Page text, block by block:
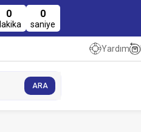
0 0
saniye
Yardım